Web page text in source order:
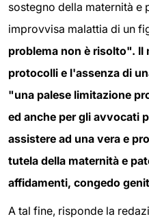
sostegno della maternità e
improvvisa malattia di un
problema non è risolto".
protocolli e l'assenza di
"una palese limitazione
ed anche per gli avvocati
assistere ad una vera e
tutela della maternità e
affidamenti, congedo
A tal fine, risponde la